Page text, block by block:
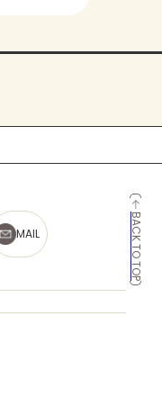
BACK TO TOP
MAIL